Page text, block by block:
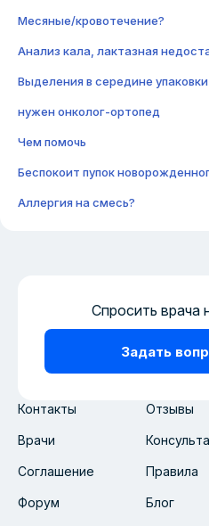
Месяные/кровотечение?
Анализ кала, лактазная
Выделения в середине
нужен онколог-ортопед
Чем помочь
Беспокоит пупок
Аллергия на смесь?
Контакты Отзывы
Врачи
Соглашение Правила
Форум Блог
Спросить врача
Задать